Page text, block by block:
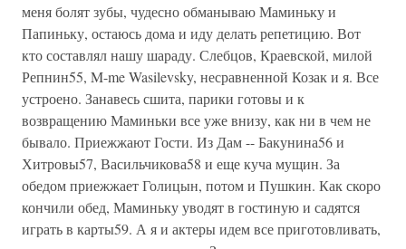
меня болят зубы, чудесно обманываю Маминьку и
Папиньку, остаюсь дома и иду делать репетицию. Вот
кто составлял нашу шараду. Слебцов, Краевской, милой
Репнин55, M-me Wasilevsky, несравненной Козак и я. Все
устроено. Занавесь сшита, парики готовы и к
возвращению Маминьки все уже внизу, как ни в чем не
бывало. Приежжают Гости. Из Дам -- Бакунина56 и
Хитровы57, Васильчикова58 и еще куча мущин. За
обедом приежжает Голицын, потом и Пушкин. Как скоро
кончили обед, Маминьку уводят в гостиную и садятся
играть в карты59. А я и актеры идем все приготовливать,